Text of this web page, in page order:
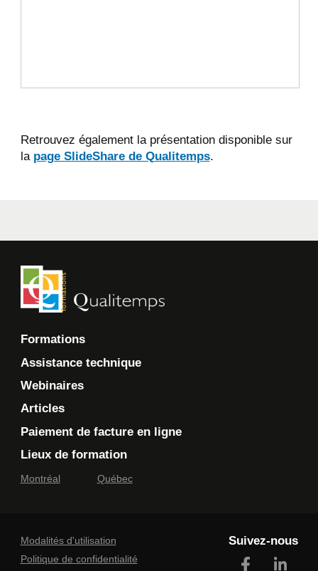
Retrouvez également la présentation disponible sur
la page SlideShare de Qualitemps.
Formations
Assistance technique
Webinaires
Articles
Paiement de facture en ligne
Lieux de formation
Montréal Québec
Modalités d'utilisation
Politique de confidentialité
Suivez-nous